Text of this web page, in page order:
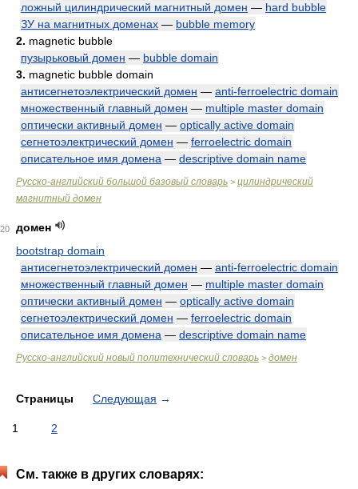
ложный цилиндрический магнитный домен — hard bubble
ЗУ на магнитных доменах — bubble memory
2. magnetic bubble
пузырьковый домен — bubble domain
3. magnetic bubble domain
антисегнетоэлектрический домен — anti-ferroelectric domain
множественный главный домен — multiple master domain
оптически активный домен — optically active domain
сегнетоэлектрический домен — ferroelectric domain
описательное имя домена — descriptive domain name
Русско-английский большой базовый словарь > цилиндрический
магнитный домен
20
домен
bootstrap domain
антисегнетоэлектрический домен — anti-ferroelectric domain
множественный главный домен — multiple master domain
оптически активный домен — optically active domain
сегнетоэлектрический домен — ferroelectric domain
описательное имя домена — descriptive domain name
Русско-английский новый политехнический словарь > домен
Страницы Следующая →
1 2
См. также в других словарях: